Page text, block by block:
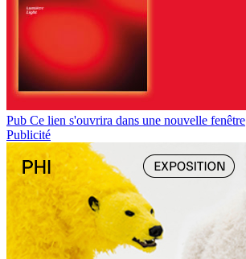
Pub Ce lien s'ouvrira dans une nouvelle fenêtre
Publicité